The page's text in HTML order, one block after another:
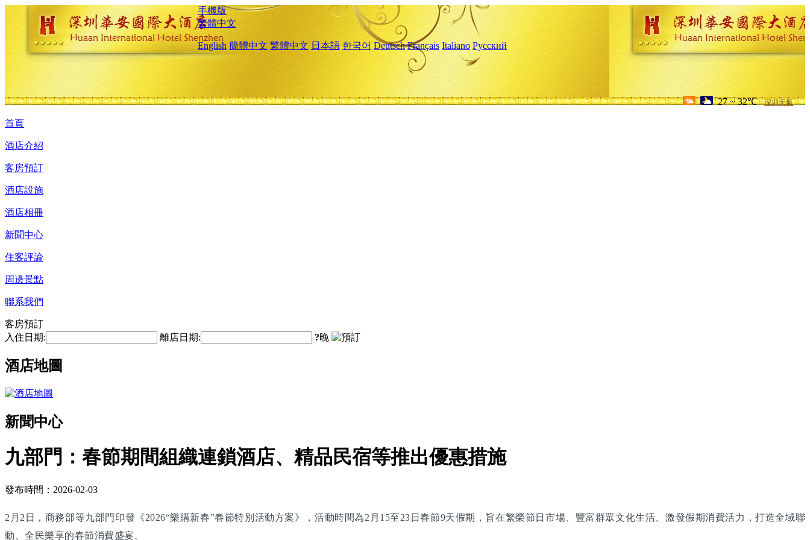
手機版
繁體中文
English 簡體中文 繁體中文 日本語 한국어 Deutsch Français Italiano Русский
27 ~ 32℃ 深圳天氣
首頁
酒店介紹
客房預訂
酒店設施
酒店相冊
新聞中心
住客評論
周邊景點
聯系我們
客房預訂
入住日期:
離店日期: ?晚
酒店地圖
新聞中心
九部門：春節期間組織連鎖酒店、精品民宿等推出優惠措施
發布時間：2026-02-03
2月2日，商務部等九部門印發《2026“樂購新春”春節特別活動方案》，活動時間為2月15至23日春節9天假期，旨在繁榮節日市場、豐富群眾文化生活、激發假期消費活力，打造全域聯
動、全民樂享的春節消費盛宴。